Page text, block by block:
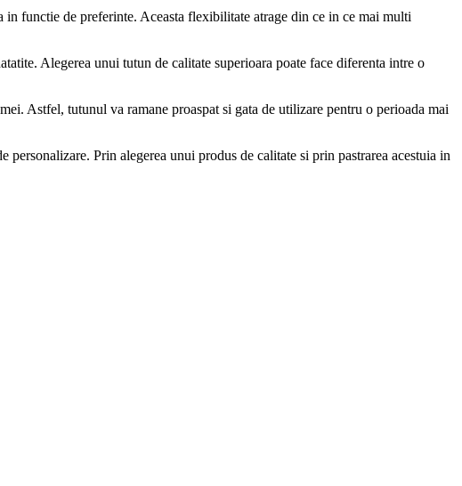
functie de preferinte. Aceasta flexibilitate atrage din ce in ce mai multi
Alegerea unui tutun de calitate superioara poate face diferenta intre o
Astfel, tutunul va ramane proaspat si gata de utilizare pentru o perioada mai
Prin alegerea unui produs de calitate si prin pastrarea acestuia in